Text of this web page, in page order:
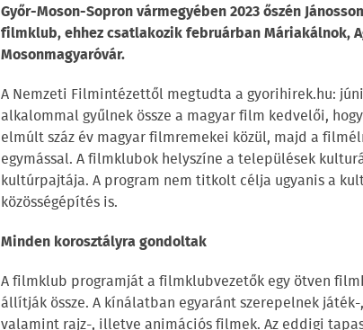
Győr-Moson-Sopron vármegyében 2023 őszén
filmklub, ehhez csatlakozik februárban Máriakálnok,
Mosonmagyaróvár.
A Nemzeti Filmintézettől megtudta a gyorihirek.hu:
alkalommal gyűlnek össze a magyar film kedvelői,
elmúlt száz év magyar filmremekei közül, majd a
egymással. A filmklubok helyszíne a települések
kultúrpajtája. A program nem titkolt célja ugyanis a
közösségépítés is.
Minden korosztályra gondoltak
A filmklub programját a filmklubvezetők egy ötven
állítják össze. A kínálatban egyaránt szerepelnek
valamint rajz-, illetve animációs filmek. Az eddigi